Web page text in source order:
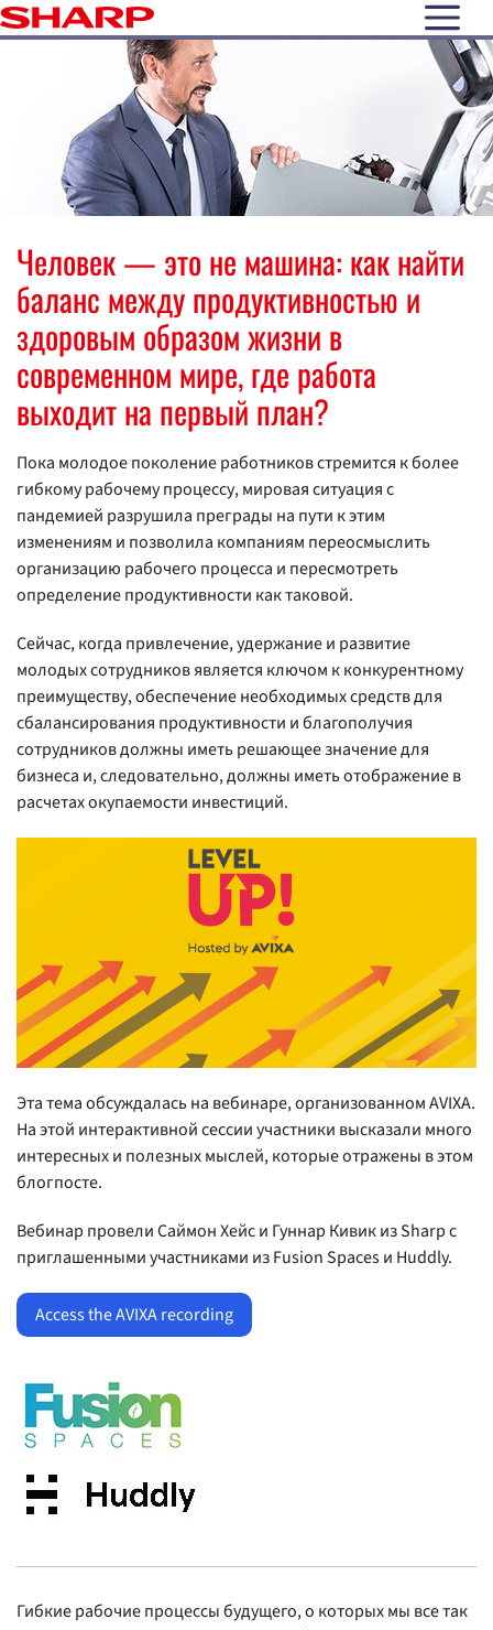
open
Человек — это не машина: как найти
баланс между продуктивностью и
здоровым образом жизни в
современном мире, где работа
выходит на первый план?
Пока молодое поколение работников стремится к более
гибкому рабочему процессу, мировая ситуация с
пандемией разрушила преграды на пути к этим
изменениям и позволила компаниям переосмыслить
организацию рабочего процесса и пересмотреть
определение продуктивности как таковой.
Сейчас, когда привлечение, удержание и развитие
молодых сотрудников является ключом к конкурентному
преимуществу, обеспечение необходимых средств для
сбалансирования продуктивности и благополучия
сотрудников должны иметь решающее значение для
бизнеса и, следовательно, должны иметь отображение в
расчетах окупаемости инвестиций.
Эта тема обсуждалась на вебинаре, организованном AVIXA.
На этой интерактивной сессии участники высказали много
интересных и полезных мыслей, которые отражены в этом
блогпосте.
Вебинар провели Саймон Хейс и Гуннар Кивик из Sharp с
приглашенными участниками из Fusion Spaces и Huddly.
Access the AVIXA recording
Гибкие рабочие процессы будущего, о которых мы все так